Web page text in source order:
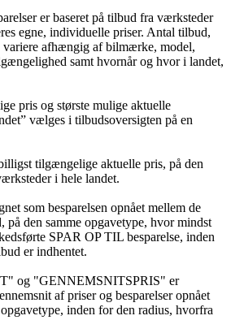
er baseret på tilbud fra værksteder
egne, individuelle priser. Antal tilbud,
variere afhængig af bilmærke, model,
samt hvornår og hvor i landet,
pris og største mulige aktuelle
vælges i tilbudsoversigten på en
tilgængelige aktuelle pris, på den
i hele landet.
som besparelsen opnået mellem de
på den samme opgavetype, hvor mindst
SPAR OP TIL besparelse, inden
er indhentet.
og "GENNEMSNITSPRIS" er
af priser og besparelser opnået
inden for den radius, hvorfra